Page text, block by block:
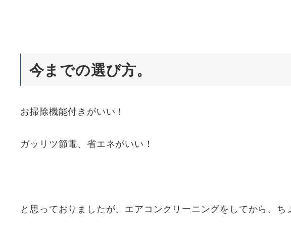
今までの選び方。
お掃除機能付きがいい！
ガッリツ節電、省エネがいい！
と思っておりましたが、エアコンクリーニングをしてから、ち